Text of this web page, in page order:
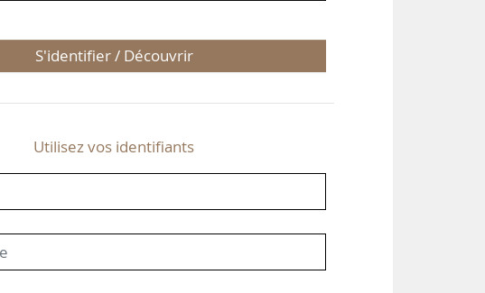
S'identifier / Découvrir
Utilisez vos identifiants